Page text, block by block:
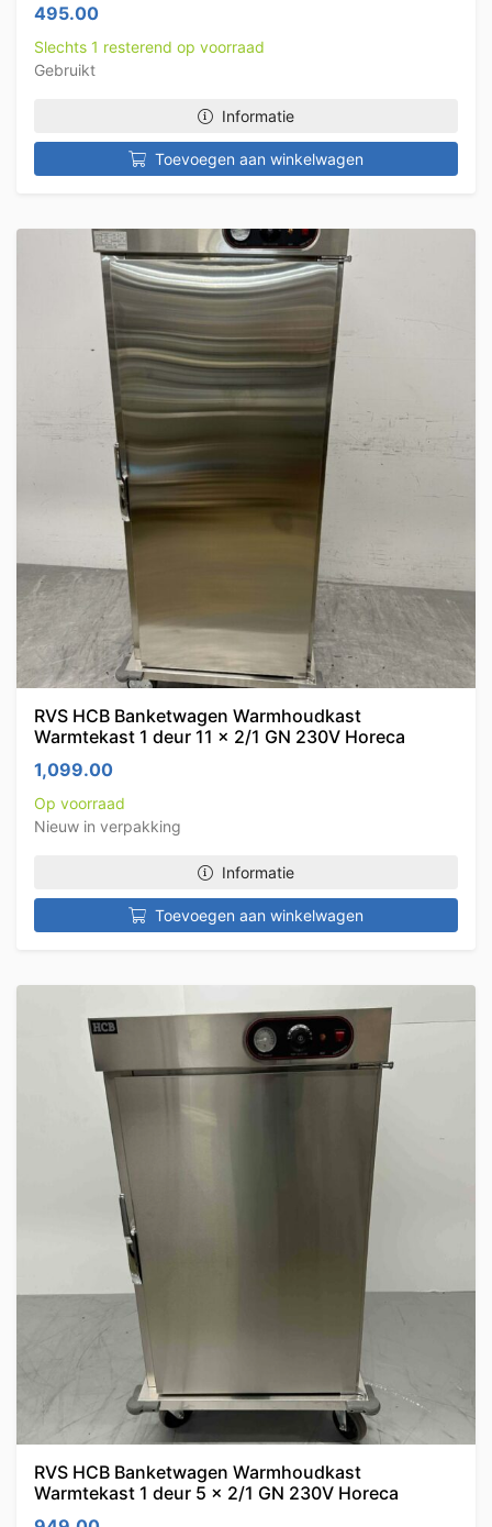
495.00
Slechts 1 resterend op voorraad
Gebruikt
Informatie
Toevoegen aan winkelwagen
RVS HCB Banketwagen Warmhoudkast
Warmtekast 1 deur 11 x 2/1 GN 230V Horeca
1,099.00
Op voorraad
Nieuw in verpakking
Informatie
Toevoegen aan winkelwagen
RVS HCB Banketwagen Warmhoudkast
Warmtekast 1 deur 5 x 2/1 GN 230V Horeca